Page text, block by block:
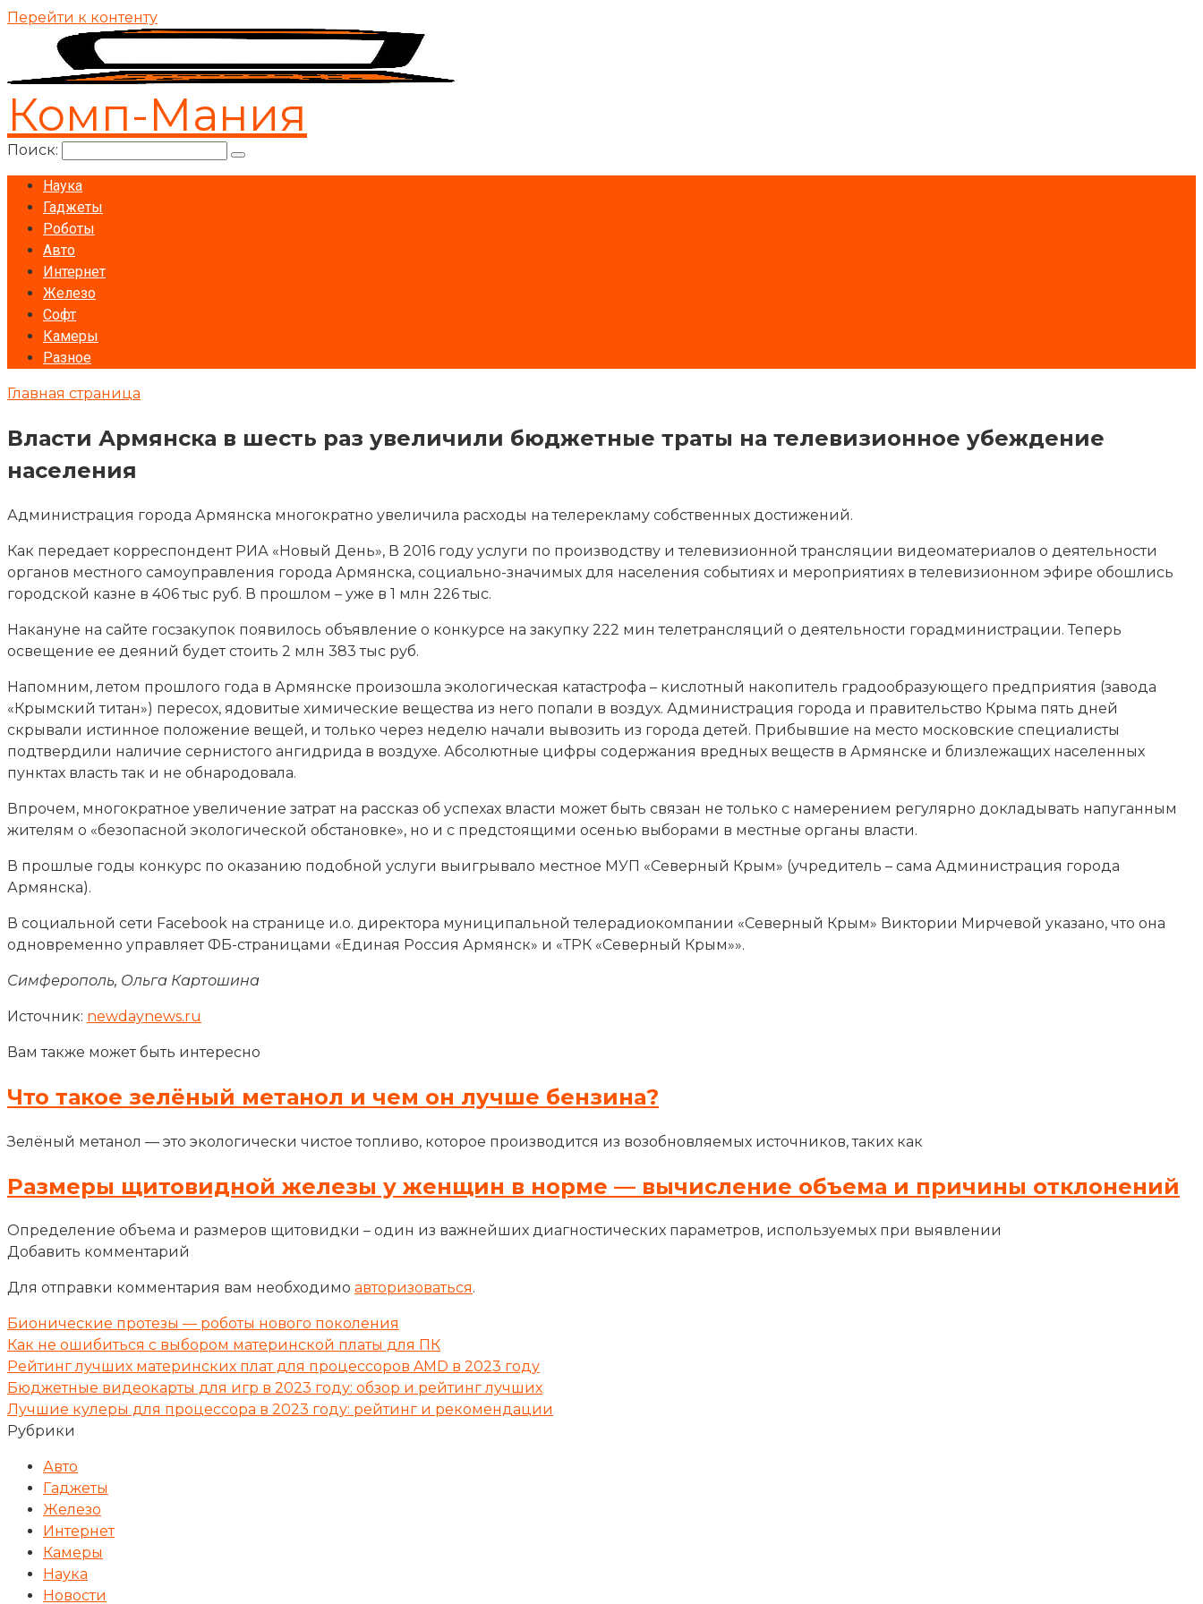
Перейти к контенту
Комп-Мания
Поиск:
Наука
Гаджеты
Роботы
Авто
Интернет
Железо
Софт
Камеры
Разное
Главная страница
Власти Армянска в шесть раз увеличили бюджетные траты на телевизионное убеждение
населения
Администрация города Армянска многократно увеличила расходы на телерекламу собственных достижений.
Как передает корреспондент РИА «Новый День», В 2016 году услуги по производству и телевизионной трансляции видеоматериалов о деятельности
органов местного самоуправления города Армянска, социально-значимых для населения событиях и мероприятиях в телевизионном эфире обошлись
городской казне в 406 тыс руб. В прошлом – уже в 1 млн 226 тыс.
Накануне на сайте госзакупок появилось объявление о конкурсе на закупку 222 мин телетрансляций о деятельности горадминистрации. Теперь
освещение ее деяний будет стоить 2 млн 383 тыс руб.
Напомним, летом прошлого года в Армянске произошла экологическая катастрофа – кислотный накопитель градообразующего предприятия (завода
«Крымский титан») пересох, ядовитые химические вещества из него попали в воздух. Администрация города и правительство Крыма пять дней
скрывали истинное положение вещей, и только через неделю начали вывозить из города детей. Прибывшие на место московские специалисты
подтвердили наличие сернистого ангидрида в воздухе. Абсолютные цифры содержания вредных веществ в Армянске и близлежащих населенных
пунктах власть так и не обнародовала.
Впрочем, многократное увеличение затрат на рассказ об успехах власти может быть связан не только с намерением регулярно докладывать напуганным
жителям о «безопасной экологической обстановке», но и с предстоящими осенью выборами в местные органы власти.
В прошлые годы конкурс по оказанию подобной услуги выигрывало местное МУП «Северный Крым» (учредитель – сама Администрация города
Армянска).
В социальной сети Facebook на странице и.о. директора муниципальной телерадиокомпании «Северный Крым» Виктории Мирчевой указано, что она
одновременно управляет ФБ-страницами «Единая Россия Армянск» и «ТРК «Северный Крым»».
Симферополь, Ольга Картошина
Источник: newdaynews.ru
Вам также может быть интересно
Что такое зелёный метанол и чем он лучше бензина?
Зелёный метанол — это экологически чистое топливо, которое производится из возобновляемых источников, таких как
Размеры щитовидной железы у женщин в норме — вычисление объема и причины отклонений
Определение объема и размеров щитовидки – один из важнейших диагностических параметров, используемых при выявлении
Добавить комментарий
Для отправки комментария вам необходимо авторизоваться.
Бионические протезы — роботы нового поколения
Как не ошибиться с выбором материнской платы для ПК
Рейтинг лучших материнских плат для процессоров AMD в 2023 году
Бюджетные видеокарты для игр в 2023 году: обзор и рейтинг лучших
Лучшие кулеры для процессора в 2023 году: рейтинг и рекомендации
Рубрики
Авто
Гаджеты
Железо
Интернет
Камеры
Наука
Новости